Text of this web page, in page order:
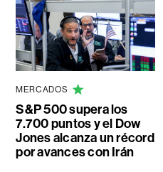
MERCADOS
S&P 500 supera los
7.700 puntos y el Dow
Jones alcanza un récord
por avances con Irán